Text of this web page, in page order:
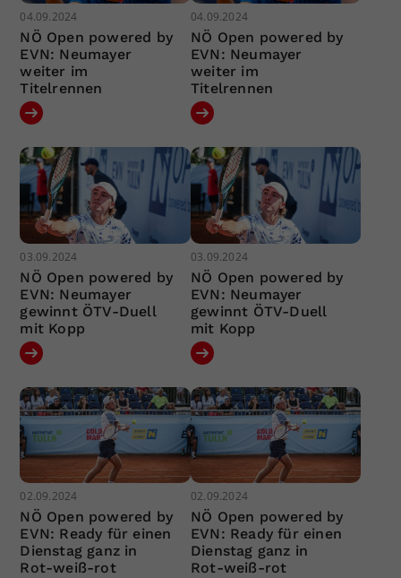
04.09.2024
NÖ Open powered by
EVN: Neumayer
weiter im
Titelrennen
04.09.2024
NÖ Open powered by
EVN: Neumayer
weiter im
Titelrennen
03.09.2024
NÖ Open powered by
EVN: Neumayer
gewinnt ÖTV-Duell
mit Kopp
03.09.2024
NÖ Open powered by
EVN: Neumayer
gewinnt ÖTV-Duell
mit Kopp
02.09.2024
NÖ Open powered by
EVN: Ready für einen
Dienstag ganz in
Rot-weiß-rot
02.09.2024
NÖ Open powered by
EVN: Ready für einen
Dienstag ganz in
Rot-weiß-rot